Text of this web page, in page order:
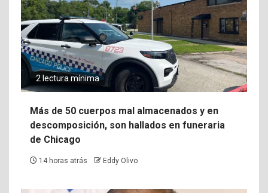
2 lectura mínima
Más de 50 cuerpos mal almacenados y en
descomposición, son hallados en funeraria
de Chicago
14 horas atrás Eddy Olivo